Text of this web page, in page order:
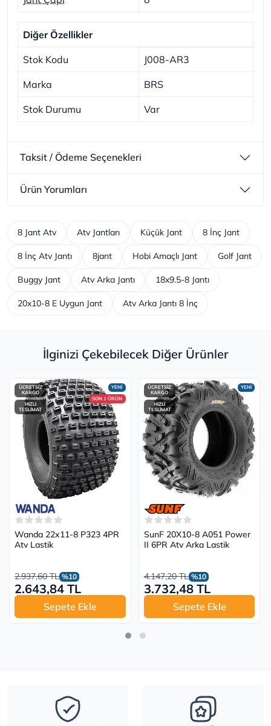
Diğer Özellikler
Stok Kodu J008-AR3
Marka BRS
Stok Durumu Var
Taksit / Ödeme Seçenekleri
Ürün Yorumları
8 Jant Atv Atv Jantları Küçük Jant 8 İnç Jant
8 İnç Atv Jantı 8jant Hobi Amaçlı Jant Golf Jant
Buggy Jant Atv Arka Jantı 18x9.5-8 Jantı
20x10-8 E Uygun Jant Atv Arka Jantı 8 İnç
İlginizi Çekebilecek Diğer Ürünler
YENİ
SON 1 ÜRÜN
ÜCRETSİZ
KARGO
HIZLI
TESLİMAT
Wanda 22x11-8 P323 4PR
Atv Lastik
2.937,60 TL %10
2.643,84 TL
Sepete Ekle
YENİ
ÜCRETSİZ
KARGO
HIZLI
TESLİMAT
SunF 20X10-8 A051 Power
II 6PR Atv Arka Lastik
4.147,20 TL %10
3.732,48 TL
Sepete Ekle